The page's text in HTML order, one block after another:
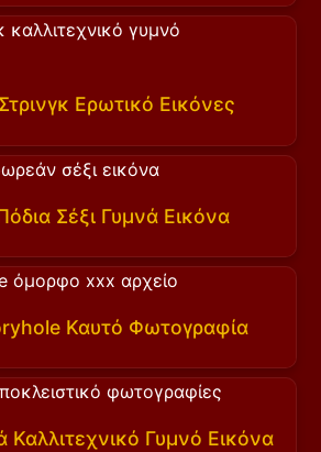
Ερωτικό Εικόνες
Σέξι Γυμνά Εικόνα
Καυτό Φωτογραφία
Καλλιτεχνικό Γυμνό Εικόνα